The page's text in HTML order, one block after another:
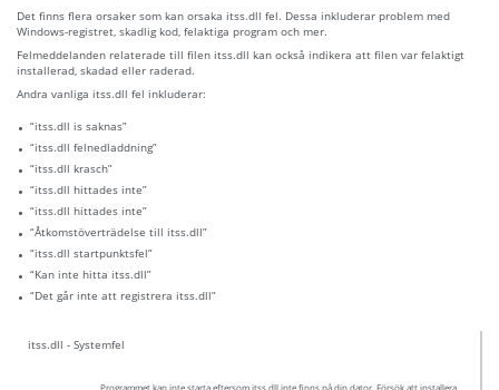
Det finns flera orsaker som kan orsaka itss.dll fel. Dessa inkluderar problem med
Windows-registret, skadlig kod, felaktiga program och mer.
Felmeddelanden relaterade till filen itss.dll kan också indikera att filen var felaktigt
installerad, skadad eller raderad.
Andra vanliga itss.dll fel inkluderar:
“itss.dll is saknas”
“itss.dll felnedladdning”
“itss.dll krasch”
“itss.dll hittades inte”
“itss.dll hittades inte”
“Åtkomstöverträdelse till itss.dll”
“itss.dll startpunktsfel”
“Kan inte hitta itss.dll”
“Det går inte att registrera itss.dll”
itss.dll - Systemfel